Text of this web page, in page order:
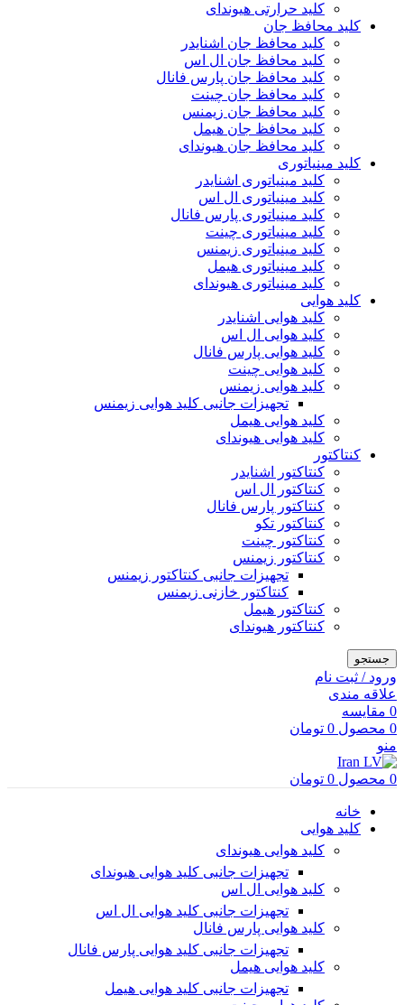
کلید حرارتی هیوندای
کلید محافظ جان
کلید محافظ جان اشنایدر
کلید محافظ جان ال اس
کلید محافظ جان پارس فانال
کلید محافظ جان چینت
کلید محافظ جان زیمنس
کلید محافظ جان هیمل
کلید محافظ جان هیوندای
کلید مینیاتوری
کلید مینیاتوری اشنایدر
کلید مینیاتوری ال اس
کلید مینیاتوری پارس فانال
کلید مینیاتوری چینت
کلید مینیاتوری زیمنس
کلید مینیاتوری هیمل
کلید مینیاتوری هیوندای
کلید هوایی
کلید هوایی اشنایدر
کلید هوایی ال اس
کلید هوایی پارس فانال
کلید هوایی چینت
کلید هوایی زیمنس
تجهیزات جانبی کلید هوایی زیمنس
کلید هوایی هیمل
کلید هوایی هیوندای
کنتاکتور
کنتاکتور اشنایدر
کنتاکتور ال اس
کنتاکتور پارس فانال
کنتاکتور تکو
کنتاکتور چینت
کنتاکتور زیمنس
تجهیزات جانبی کنتاکتور زیمنس
کنتاکتور خازنی زیمنس
کنتاکتور هیمل
کنتاکتور هیوندای
جستجو
ورود / ثبت نام
علاقه مندی
0 مقایسه
0 محصول 0 تومان
منو
0 محصول 0 تومان
خانه
کلید هوایی
کلید هوایی هیوندای
تجهیزات جانبی کلید هوایی هیوندای
کلید هوایی ال اس
تجهیزات جانبی کلید هوایی ال اس
کلید هوایی پارس فانال
تجهیزات جانبی کلید هوایی پارس فانال
کلید هوایی هیمل
تجهیزات جانبی کلید هوایی هیمل